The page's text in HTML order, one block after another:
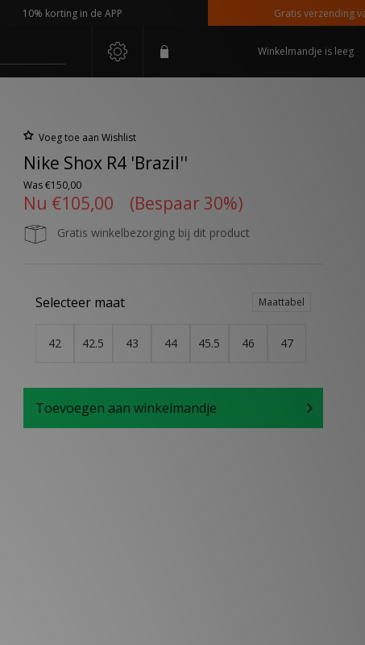
10% korting in de APP Gratis verzending vanaf
Winkelmandje is leeg
Voeg toe aan Wishlist
Nike Shox R4 'Brazil''
Was€150,00
Nu €105,00 (Bespaar 30%)
Gratis winkelbezorging bij dit product
Selecteer maat Maattabel
42 42.5 43 44 45.5 46 47
Toevoegen aan winkelmandje